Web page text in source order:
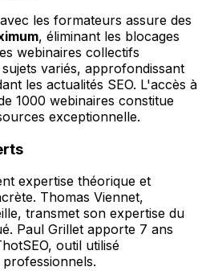
les formateurs assure des
, éliminant les blocages
webinaires collectifs
variés, approfondissant
les actualités SEO. L'accès à
1000 webinaires constitue
exceptionnelle.
expertise théorique et
Thomas Viennet,
transmet son expertise du
Paul Grillet apporte 7 ans
outil utilisé